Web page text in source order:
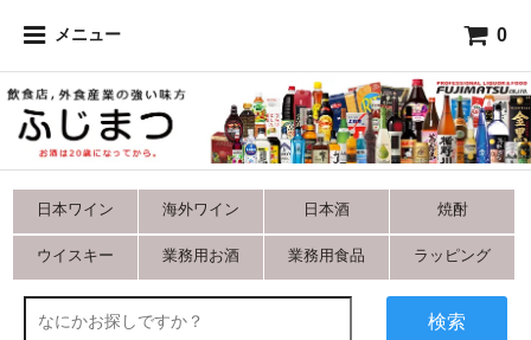
メニュー 0
日本ワイン 海外ワイン 日本酒 焼酎
ウイスキー 業務用お酒 業務用食品 ラッピング
検索